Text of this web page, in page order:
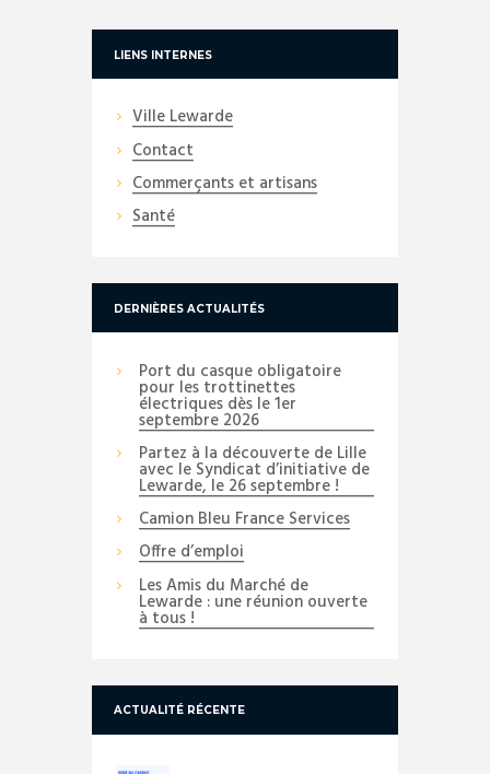
LIENS INTERNES
Ville Lewarde
Contact
Commerçants et artisans
Santé
DERNIÈRES ACTUALITÉS
Port du casque obligatoire
pour les trottinettes
électriques dès le 1er
septembre 2026
Partez à la découverte de Lille
avec le Syndicat d’initiative de
Lewarde, le 26 septembre !
Camion Bleu France Services
Offre d’emploi
Les Amis du Marché de
Lewarde : une réunion ouverte
à tous !
ACTUALITÉ RÉCENTE